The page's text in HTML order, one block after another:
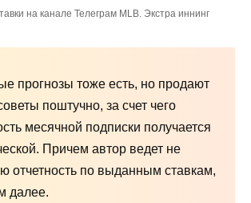
на канале Телеграм MLB. Экстра иннинг
прогнозы тоже есть, но продают
поштучно, за счет чего
месячной подписки получается
Причем автор ведет не
отчетность по выданным ставкам,
далее.